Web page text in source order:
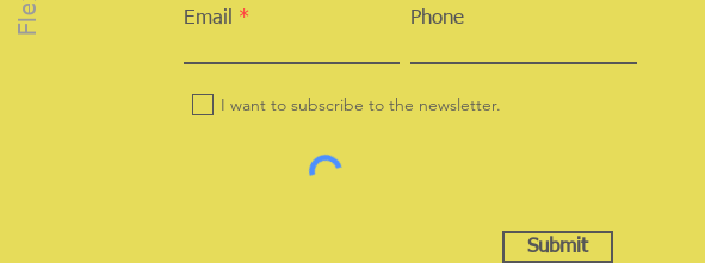
Email Phone
I want to subscribe to the newsletter.
Submit